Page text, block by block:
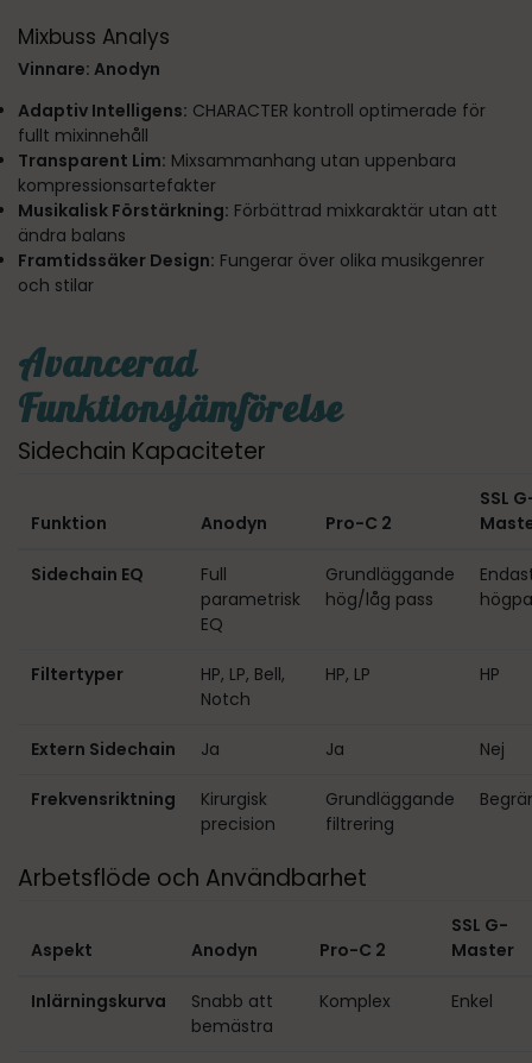
Mixbuss Analys
Vinnare: Anodyn
Adaptiv Intelligens: CHARACTER kontroll optimerade för
fullt mixinnehåll
Transparent Lim: Mixsammanhang utan uppenbara
kompressionsartefakter
Musikalisk Förstärkning: Förbättrad mixkaraktär utan att
ändra balans
Framtidssäker Design: Fungerar över olika musikgenrer
och stilar
Avancerad
Funktionsjämförelse
Sidechain Kapaciteter
Funktion Anodyn Pro-C 2
SSL
Sidechain EQ
Full
parametrisk
EQ
Grundläggande
hög/låg pass
Filtertyper
HP, LP, Bell,
Notch
HP, LP HP
Extern Sidechain Ja Ja Nej
Frekvensriktning
Kirurgisk
precision
Grundläggande
filtrering
Arbetsflöde och Användbarhet
Aspekt Anodyn Pro-C 2
SSL G-
Master
Inlärningskurva
Snabb att
bemästra
Komplex Enkel